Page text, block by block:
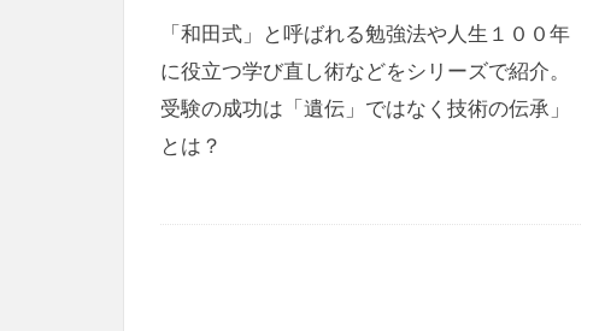
「和田式」と呼ばれる勉強法や人生１００年
に役立つ学び直し術などをシリーズで紹介。
受験の成功は「遺伝」ではなく技術の伝承」
とは？